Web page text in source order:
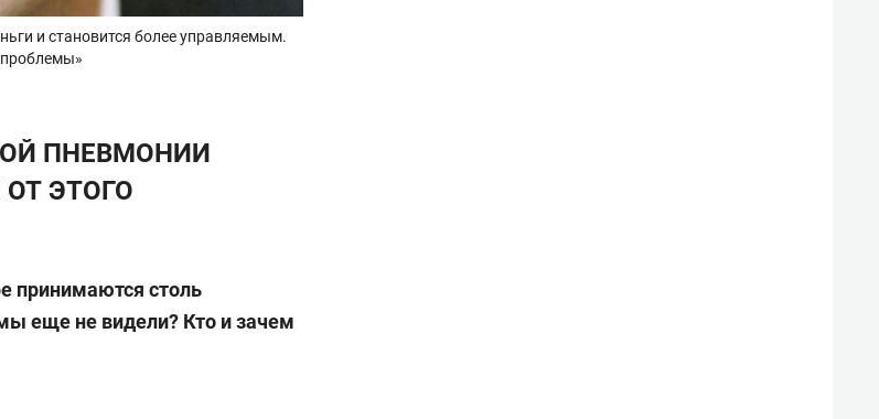
и становится более управляемым.
ПНЕВМОНИИ
ЭТОГО
принимаются столь
еще не видели? Кто и зачем